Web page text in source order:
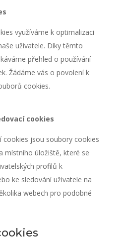
využíváme k optimalizaci
uživatele. Díky těmto
přehled o používání
Žádáme vás o povolení k
cookies.
cookies
cookies jsou soubory cookies
místního úložiště, které se
profilů k
ke sledování uživatele na
webech pro podobné